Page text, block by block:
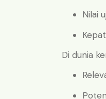
Nilai
Di dunia